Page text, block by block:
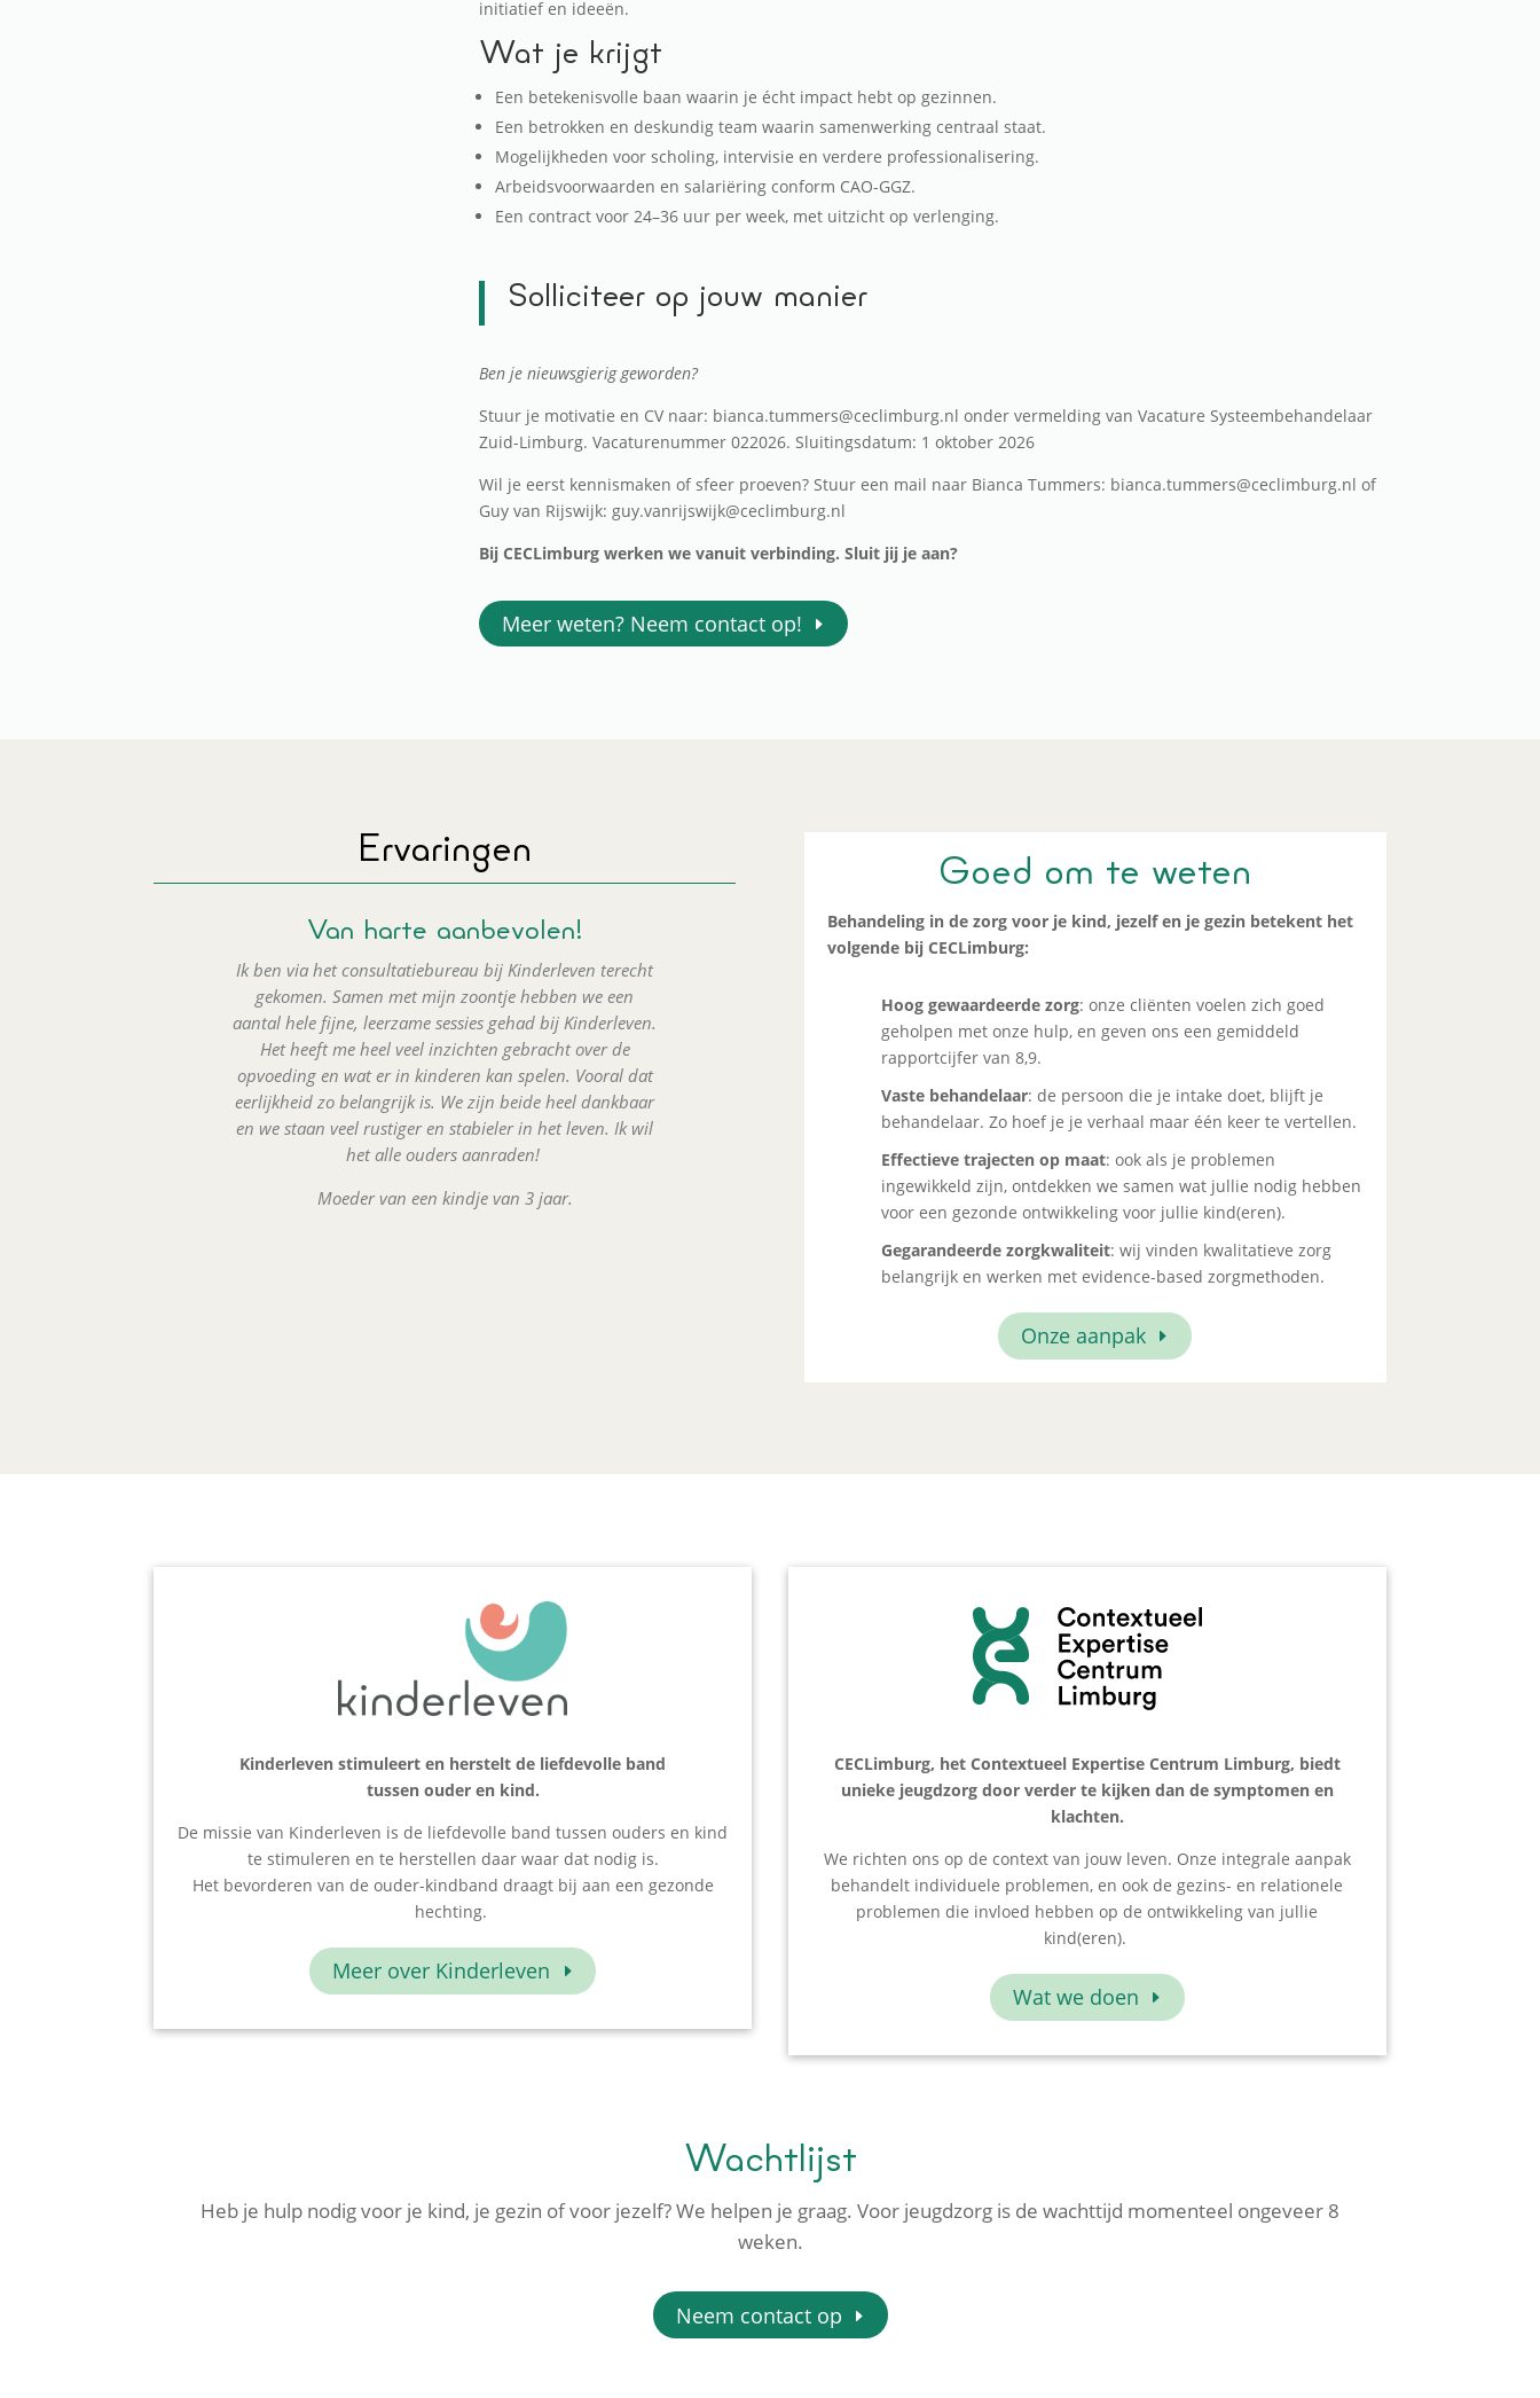
initiatief en ideeën.
Wat je krijgt
Een betekenisvolle baan waarin je écht impact hebt op gezinnen.
Een betrokken en deskundig team waarin samenwerking centraal staat.
Mogelijkheden voor scholing, intervisie en verdere professionalisering.
Arbeidsvoorwaarden en salariëring conform CAO-GGZ.
Een contract voor 24–36 uur per week, met uitzicht op verlenging.
Solliciteer op jouw manier
Ben je nieuwsgierig geworden?
Stuur je motivatie en CV naar: bianca.tummers@ceclimburg.nl onder vermelding van Vacature Systeembehandelaar
Zuid-Limburg. Vacaturenummer 022026. Sluitingsdatum: 1 oktober 2026
Wil je eerst kennismaken of sfeer proeven? Stuur een mail naar Bianca Tummers: bianca.tummers@ceclimburg.nl of
Guy van Rijswijk: guy.vanrijswijk@ceclimburg.nl
Bij CECLimburg werken we vanuit verbinding. Sluit jij je aan?
Meer weten? Neem contact op!
Ervaringen
Van harte aanbevolen!
Ik ben via het consultatiebureau bij Kinderleven terecht
gekomen. Samen met mijn zoontje hebben we een
aantal hele fijne, leerzame sessies gehad bij Kinderleven.
Het heeft me heel veel inzichten gebracht over de
opvoeding en wat er in kinderen kan spelen. Vooral dat
eerlijkheid zo belangrijk is. We zijn beide heel dankbaar
en we staan veel rustiger en stabieler in het leven. Ik wil
het alle ouders aanraden!
Moeder van een kindje van 3 jaar.
Goed om te weten
Behandeling in de zorg voor je kind, jezelf en je gezin betekent het
volgende bij CECLimburg:
Hoog gewaardeerde zorg: onze cliënten voelen zich goed
geholpen met onze hulp, en geven ons een gemiddeld
rapportcijfer van 8,9.
Vaste behandelaar: de persoon die je intake doet, blijft je
behandelaar. Zo hoef je je verhaal maar één keer te vertellen.
Effectieve trajecten op maat: ook als je problemen
ingewikkeld zijn, ontdekken we samen wat jullie nodig hebben
voor een gezonde ontwikkeling voor jullie kind(eren).
Gegarandeerde zorgkwaliteit: wij vinden kwalitatieve zorg
belangrijk en werken met evidence-based zorgmethoden.
Onze aanpak
Kinderleven stimuleert en herstelt de liefdevolle band
tussen ouder en kind.
De missie van Kinderleven is de liefdevolle band tussen ouders en kind
te stimuleren en te herstellen daar waar dat nodig is.
Het bevorderen van de ouder-kindband draagt bij aan een gezonde
hechting.
Meer over Kinderleven
CECLimburg, het Contextueel Expertise Centrum Limburg, biedt
unieke jeugdzorg door verder te kijken dan de symptomen en
klachten.
We richten ons op de context van jouw leven. Onze integrale aanpak
behandelt individuele problemen, en ook de gezins- en relationele
problemen die invloed hebben op de ontwikkeling van jullie
kind(eren).
Wat we doen
Wachtlijst
Heb je hulp nodig voor je kind, je gezin of voor jezelf? We helpen je graag. Voor jeugdzorg is de wachttijd momenteel ongeveer 8
weken.
Neem contact op